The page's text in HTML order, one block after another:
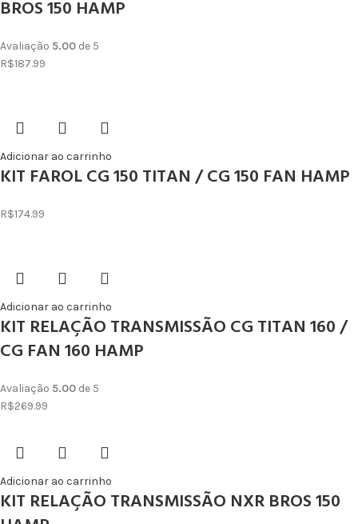
BROS 150 HAMP
Avaliação 5.00 de 5
R$187.99
Adicionar ao carrinho
KIT FAROL CG 150 TITAN / CG 150 FAN HAMP
R$174.99
Adicionar ao carrinho
KIT RELAÇÃO TRANSMISSÃO CG TITAN 160 /
CG FAN 160 HAMP
Avaliação 5.00 de 5
R$269.99
Adicionar ao carrinho
KIT RELAÇÃO TRANSMISSÃO NXR BROS 150